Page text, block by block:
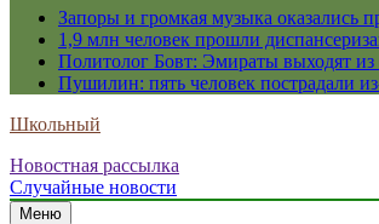
Запоры и громкая музыка оказались
1,9 млн человек прошли
Политолог Бовт: Эмираты выходят
Пушилин: пять человек пострадали
Школьный
Новостная рассылка
Случайные новости
Меню